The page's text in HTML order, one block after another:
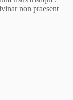
non praesent